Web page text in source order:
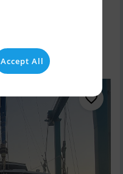
Accept All